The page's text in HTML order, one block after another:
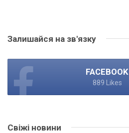
Залишайся на зв'язку
FACEBOOK
889 Likes
Свіжі новини